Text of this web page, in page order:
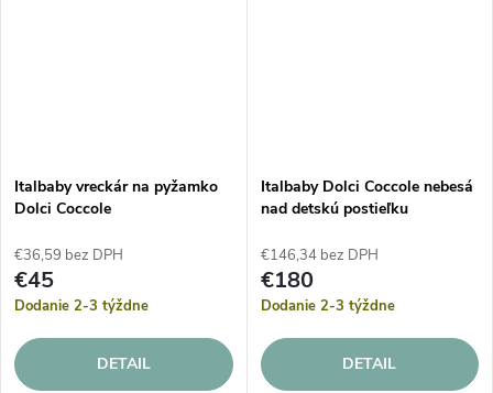
Italbaby vreckár na pyžamko
Dolci Coccole
€36,59 bez DPH
€45
Dodanie 2-3 týždne
DETAIL
Italbaby Dolci Coccole nebesá
nad detskú postieľku
€146,34 bez DPH
€180
Dodanie 2-3 týždne
DETAIL